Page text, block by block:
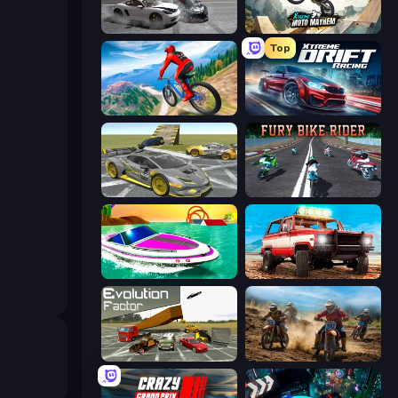
Gearshift One Xtreme Moto Mayhem
Riders Downhill Racing
Top
Xtreme DRIFT Racing
Wrong Way Fury Bike Rider
Jet Boat Racing Offroad Masters Challenge
Evolution Factor Motocross Dirt Bike Race Games